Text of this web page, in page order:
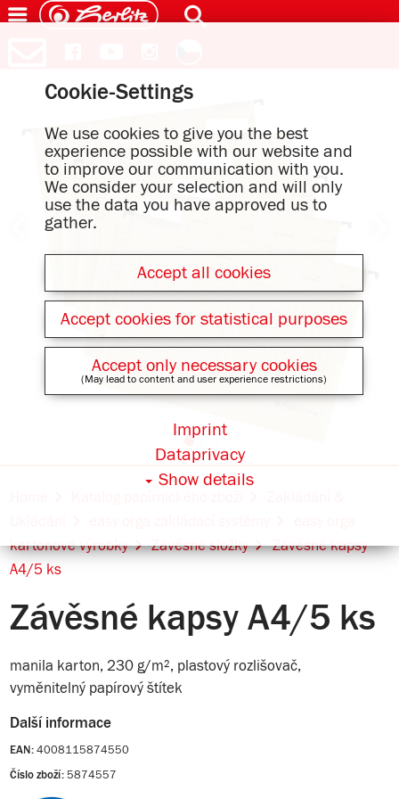
kartonové výrobky
Závěsné složky
Závěsné kapsy
A4/5 ks
Závěsné kapsy A4/5 ks
manila karton, 230 g/m², plastový rozlišovač,
vyměnitelný papírový štítek
Další informace
EAN: 4008115874550
Číslo zboží: 5874557
Cookie-Settings
We use cookies to give you the best
experience possible with our website and
to improve our communication with you.
We consider your selection and will only
use the data you have approved us to
gather.
Accept all cookies
Accept cookies for statistical purposes
Accept only necessary cookies
(May lead to content and user experience restrictions)
Show details
Dataprivacy
Imprint